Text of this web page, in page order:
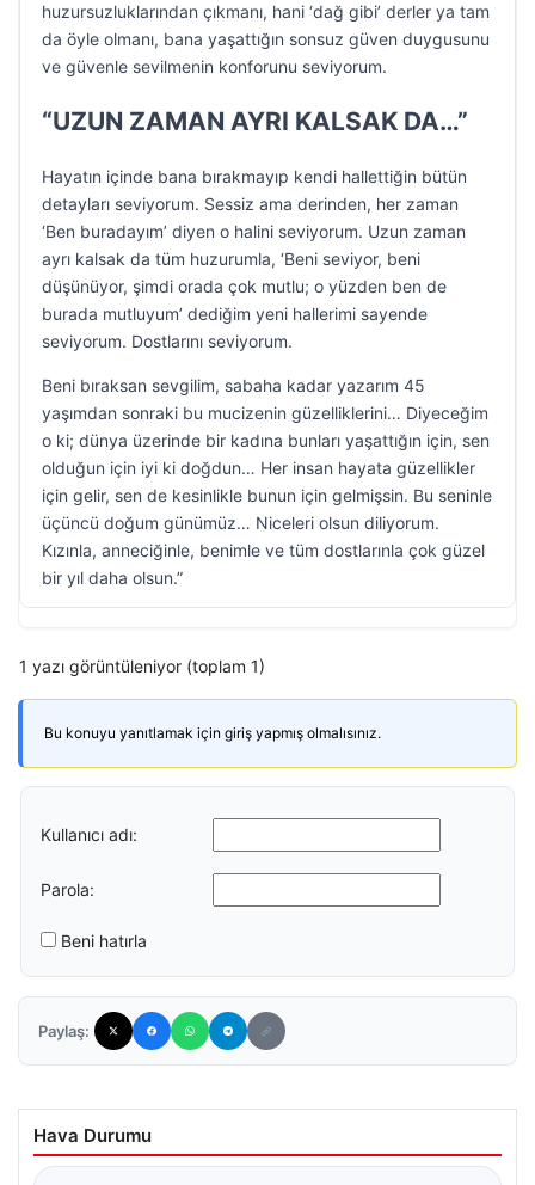
huzursuzluklarından çıkmanı, hani ‘dağ gibi’ derler ya tam
da öyle olmanı, bana yaşattığın sonsuz güven duygusunu
ve güvenle sevilmenin konforunu seviyorum.
“UZUN ZAMAN AYRI KALSAK DA…”
Hayatın içinde bana bırakmayıp kendi hallettiğin bütün
detayları seviyorum. Sessiz ama derinden, her zaman
‘Ben buradayım’ diyen o halini seviyorum. Uzun zaman
ayrı kalsak da tüm huzurumla, ‘Beni seviyor, beni
düşünüyor, şimdi orada çok mutlu; o yüzden ben de
burada mutluyum’ dediğim yeni hallerimi sayende
seviyorum. Dostlarını seviyorum.
Beni bıraksan sevgilim, sabaha kadar yazarım 45
yaşımdan sonraki bu mucizenin güzelliklerini… Diyeceğim
o ki; dünya üzerinde bir kadına bunları yaşattığın için, sen
olduğun için iyi ki doğdun… Her insan hayata güzellikler
için gelir, sen de kesinlikle bunun için gelmişsin. Bu seninle
üçüncü doğum günümüz… Niceleri olsun diliyorum.
Kızınla, anneciğinle, benimle ve tüm dostlarınla çok güzel
bir yıl daha olsun.”
1 yazı görüntüleniyor (toplam 1)
Bu konuyu yanıtlamak için giriş yapmış olmalısınız.
Kullanıcı adı:
Parola:
Beni hatırla
Paylaş:
Hava Durumu